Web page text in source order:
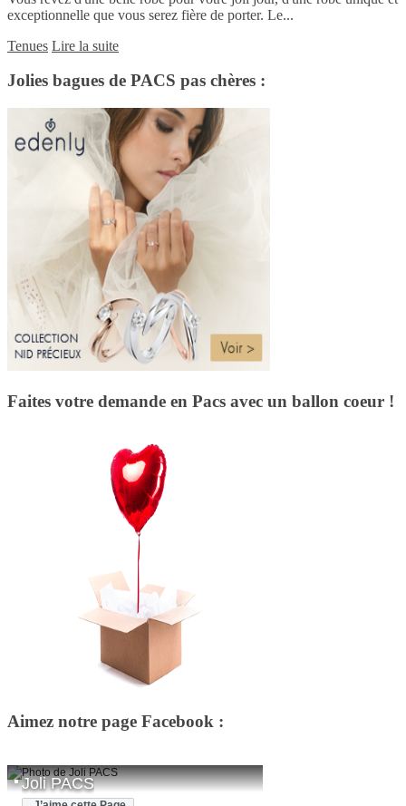
exceptionnelle que vous serez fière de porter. Le...
Tenues Lire la suite
Jolies bagues de PACS pas chères :
Faites votre demande en Pacs avec un ballon coeur !
Aimez notre page Facebook :
Joli PACS